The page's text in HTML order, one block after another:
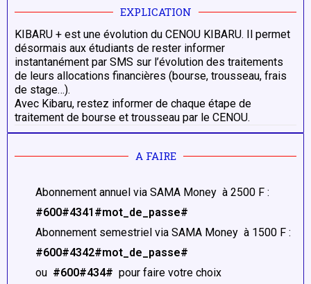
EXPLICATION
KIBARU + est une évolution du CENOU KIBARU. Il permet
désormais aux étudiants de rester informer
instantanément par SMS sur l’évolution des traitements
de leurs allocations financières (bourse, trousseau, frais
de stage…).
Avec Kibaru, restez informer de chaque étape de
traitement de bourse et trousseau par le CENOU.
A FAIRE
Abonnement annuel via SAMA Money à 2500 F :
#600#4341#mot_de_passe#
Abonnement semestriel via SAMA Money à 1500 F :
#600#4342#mot_de_passe#
ou #600#434# pour faire votre choix